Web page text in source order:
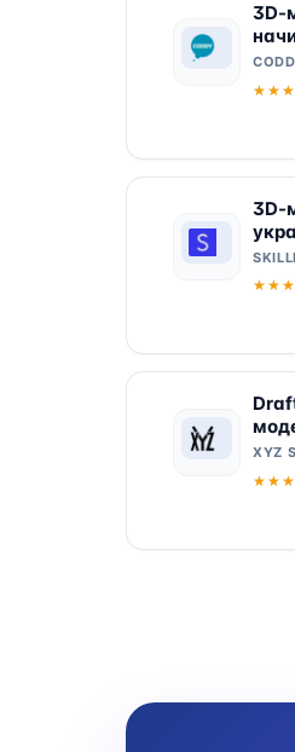
3D-
3D-
XYZ